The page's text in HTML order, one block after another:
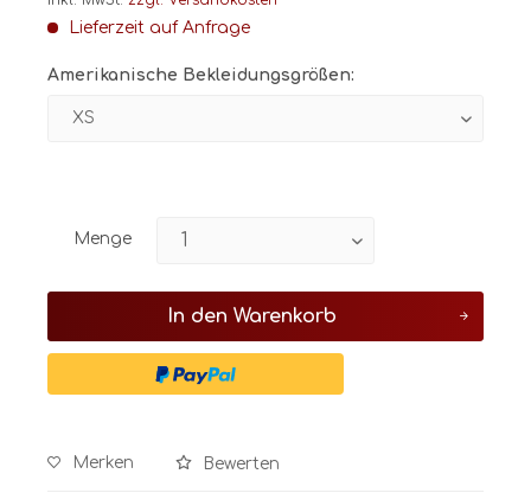
Lieferzeit auf Anfrage
Amerikanische Bekleidungsgrößen:
Menge
In den Warenkorb
Merken Bewerten